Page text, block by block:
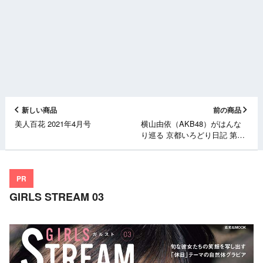
新しい商品
美人百花 2021年4月号
前の商品
横山由依（AKB48）がはんな
り巡る 京都いろどり日記 第7
PR
GIRLS STREAM 03